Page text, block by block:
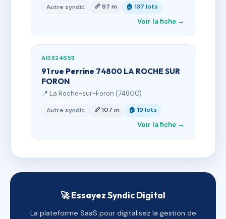
Autre syndic 📏 97 m 🏠 137 lots
Voir la fiche →
AI3824653
91 rue Perrine 74800 LA ROCHE SUR
FORON
📍 La Roche-sur-Foron (74800)
Autre syndic 📏 107 m 🏠 19 lots
Voir la fiche →
🚀 Essayez Syndic Digital
La plateforme SaaS pour digitalisez la gestion de